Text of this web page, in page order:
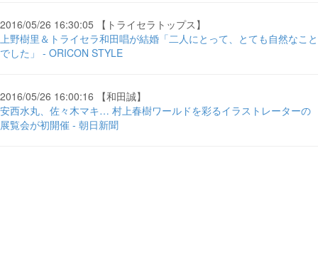
2016/05/26 16:30:05 【トライセラトップス】
上野樹里＆トライセラ和田唱が結婚「二人にとって、とても自然なこと
でした」 - ORICON STYLE
2016/05/26 16:00:16 【和田誠】
安西水丸、佐々木マキ… 村上春樹ワールドを彩るイラストレーターの
展覧会が初開催 - 朝日新聞